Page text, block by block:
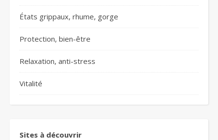
États grippaux, rhume, gorge
Protection, bien-être
Relaxation, anti-stress
Vitalité
Sites à découvrir